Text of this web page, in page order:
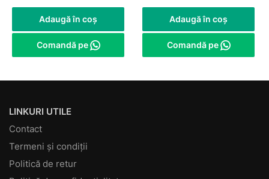
Adaugă în coș
Comandă pe
Adaugă în coș
Comandă pe
LINKURI UTILE
Contact
Termeni și condiții
Politică de retur